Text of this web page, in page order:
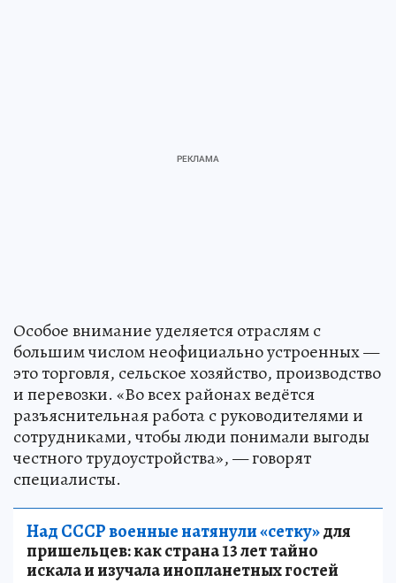
Особое внимание уделяется отраслям с
большим числом неофициально устроенных —
это торговля, сельское хозяйство, производство
и перевозки. «Во всех районах ведётся
разъяснительная работа с руководителями и
сотрудниками, чтобы люди понимали выгоды
честного трудоустройства», — говорят
специалисты.
Над СССР военные натянули «сетку»для
пришельцев: как страна 13 лет тайно
искала и изучала инопланетных гостей